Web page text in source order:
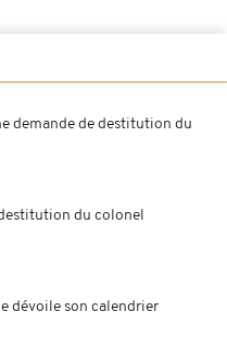
demande de destitution du
du colonel
dévoile son calendrier